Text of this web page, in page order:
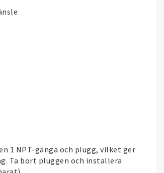
1 NPT-gänga och plugg, vilket ger
Ta bort pluggen och installera